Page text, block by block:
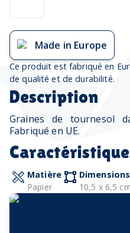
Made in Europe
Ce produit est fabriqué en
de qualité et de durabilité.
Description
Graines de tournesol
Fabriqué en UE.
Matière
Papier
Dimensions
10,5 x 6,5